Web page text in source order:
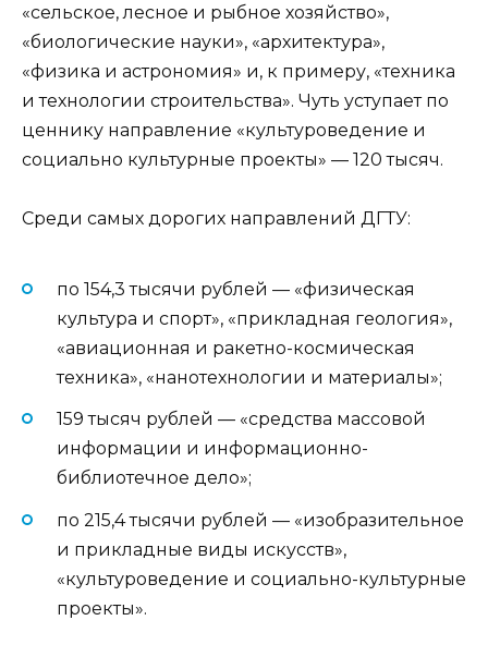
«сельское, лесное и рыбное хозяйство»,
«биологические науки», «архитектура»,
«физика и астрономия» и, к примеру, «техника
и технологии строительства». Чуть уступает по
ценнику направление «культуроведение и
социально культурные проекты» — 120 тысяч.
Среди самых дорогих направлений ДГТУ:
по 154,3 тысячи рублей — «физическая
культура и спорт», «прикладная геология»,
«авиационная и ракетно-космическая
техника», «нанотехнологии и материалы»;
159 тысяч рублей — «средства массовой
информации и информационно-
библиотечное дело»;
по 215,4 тысячи рублей — «изобразительное
и прикладные виды искусств»,
«культуроведение и социально-культурные
проекты».